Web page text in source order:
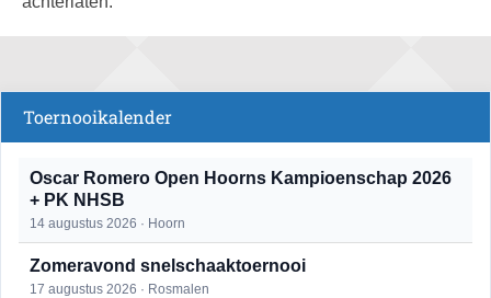
Toernooikalender
Oscar Romero Open Hoorns Kampioenschap 2026
+ PK NHSB
14 augustus 2026 · Hoorn
Zomeravond snelschaaktoernooi
17 augustus 2026 · Rosmalen